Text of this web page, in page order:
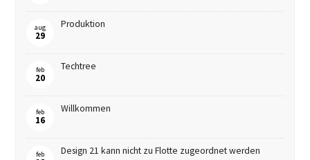
aug
29
Produktion
feb
20
Techtree
feb
16
Willkommen
feb Design 21 kann nicht zu Flotte zugeordnet werden